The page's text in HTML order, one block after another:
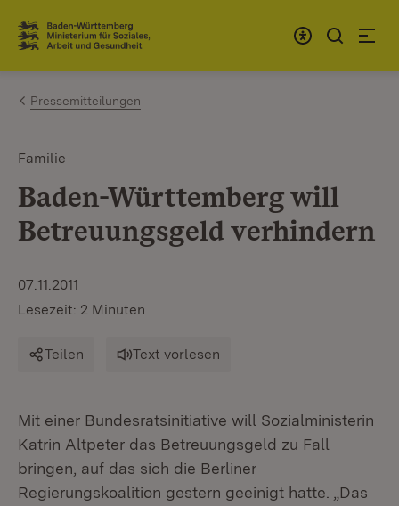
Zum Inhalt springen
Link zur Startseite
Pressemitteilungen
Familie
Baden-Württemberg will
Betreuungsgeld verhindern
07.11.2011
Lesezeit: 2 Minuten
Teilen Text vorlesen
Mit einer Bundesratsinitiative will Sozialministerin
Katrin Altpeter das Betreuungsgeld zu Fall
bringen, auf das sich die Berliner
Regierungskoalition gestern geeinigt hatte. „Das